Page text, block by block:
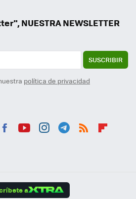
NUESTRA NEWSLETTER
SUSCRIBIR
política de privacidad
a